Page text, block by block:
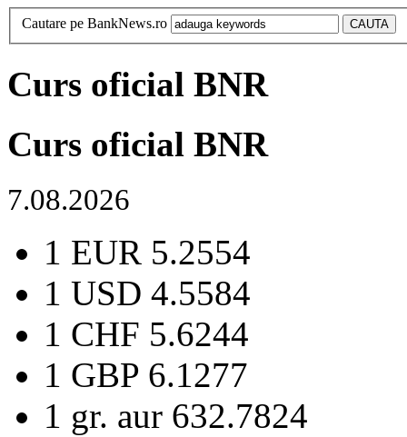
Cautare pe BankNews.ro
Curs oficial BNR
Curs oficial BNR
7.08.2026
1 EUR 5.2554
1 USD 4.5584
1 CHF 5.6244
1 GBP 6.1277
1 gr. aur 632.7824